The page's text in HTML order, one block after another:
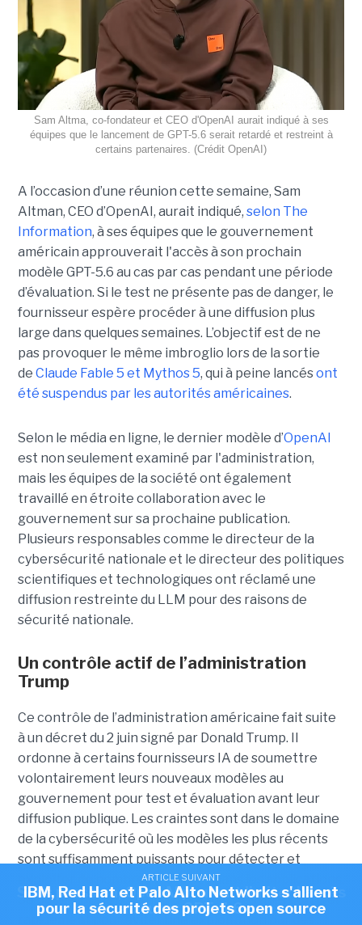
ARTICLE SUIVANT
Sous pression, OpenAI pourrait limiter l'accès
au futur GPT-5.6
Sam Altma, co-fondateur et CEO d'OpenAI aurait indiqué à ses
équipes que le lancement de GPT-5.6 serait retardé et restreint à
certains partenaires. (Crédit OpenAI)
A l’occasion d’une réunion cette semaine, Sam
Altman, CEO d’OpenAI, aurait indiqué, selon The
Information, à ses équipes que le gouvernement
américain approuverait l'accès à son prochain
modèle GPT-5.6 au cas par cas pendant une période
d’évaluation. Si le test ne présente pas de danger, le
fournisseur espère procéder à une diffusion plus
large dans quelques semaines. L’objectif est de ne
pas provoquer le même imbroglio lors de la sortie
de Claude Fable 5 et Mythos 5, qui à peine lancésont
été suspendus par les autorités américaines.
Selon le média en ligne, le dernier modèle d’OpenAI
est non seulement examiné par l'administration,
mais les équipes de la société ont également
travaillé en étroite collaboration avec le
gouvernement sur sa prochaine publication.
Plusieurs responsables comme le directeur de la
cybersécurité nationale et le directeur des politiques
scientifiques et technologiques ont réclamé une
diffusion restreinte du LLM pour des raisons de
sécurité nationale.
Un contrôle actif de l’administration
Trump
Ce contrôle de l’administration américaine fait suite
à un décret du 2 juin signé par Donald Trump. Il
ordonne à certains fournisseurs IA de soumettre
volontairement leurs nouveaux modèles au
gouvernement pour test et évaluation avant leur
diffusion publique. Les craintes sont dans le domaine
de la cybersécurité où les modèles les plus récents
sont suffisamment puissants pour détecter et
exploiter de nombreuses failles dans les applications.
Se pose alors la question des capacités à les corriger
rapidement pour éviter une exploitation par des
ARTICLE SUIVANT
IBM, Red Hat et Palo Alto Networks s'allient
pour la sécurité des projets open source